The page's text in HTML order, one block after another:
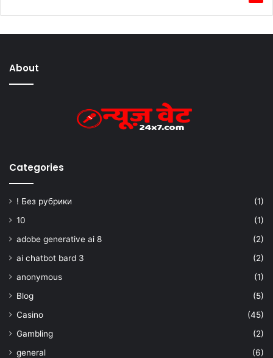
About
Categories
! Без рубрики
(1)
10
(1)
adobe generative ai 8
(2)
ai chatbot bard 3
(2)
anonymous
(1)
Blog
(5)
Casino
(45)
Gambling
(2)
general
(6)